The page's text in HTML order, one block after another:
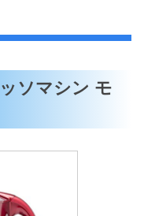
ソマシン モ